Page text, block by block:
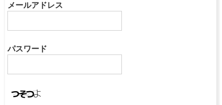
メールアドレス
パスワード